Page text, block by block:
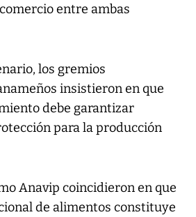
entre ambas
los gremios
insistieron en que
debe garantizar
para la producción
Anavip coincidieron en que
de alimentos constituye